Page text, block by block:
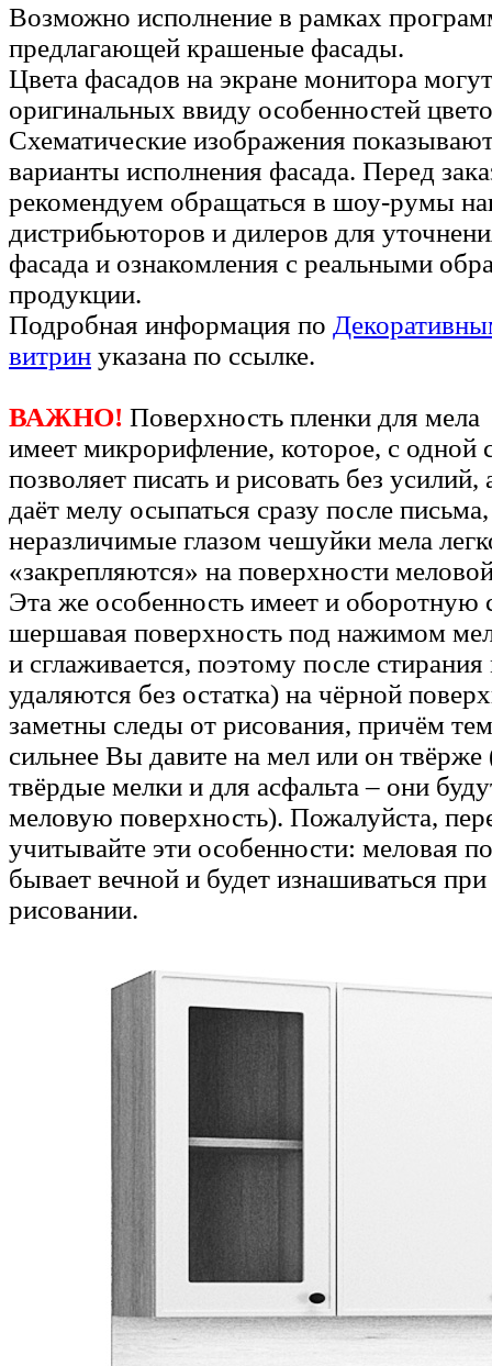
Возможно исполнение в рамках
предлагающей крашеные фасады.
Цвета фасадов на экране монитора
оригинальных ввиду особенностей
Схематические изображения
варианты исполнения фасада. Перед
рекомендуем обращаться в шоу-румы
дистрибьюторов и дилеров для
фасада и ознакомления с реальными
продукции.
Подробная информация по
витрин указана по ссылке.
ВАЖНО! Поверхность пленки для мела
имеет микрорифление, которое, с одной
позволяет писать и рисовать без усилий,
даёт мелу осыпаться сразу после
неразличимые глазом чешуйки мела
«закрепляются» на поверхности
Эта же особенность имеет и оборотную
шершавая поверхность под нажимом
и сглаживается, поэтому после
удаляются без остатка) на чёрной
заметны следы от рисования, причём
сильнее Вы давите на мел или он твёрже
твёрдые мелки и для асфальта – они
меловую поверхность). Пожалуйста,
учитывайте эти особенности: меловая
бывает вечной и будет изнашиваться
рисовании.